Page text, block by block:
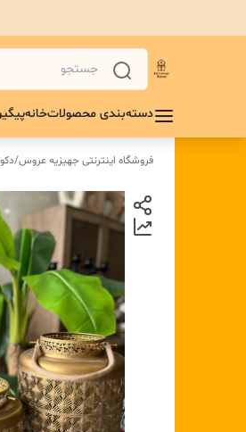
دسته‌بندی محصولاتخانه
فروشگاه اینترنتی جهیزیه عروس/